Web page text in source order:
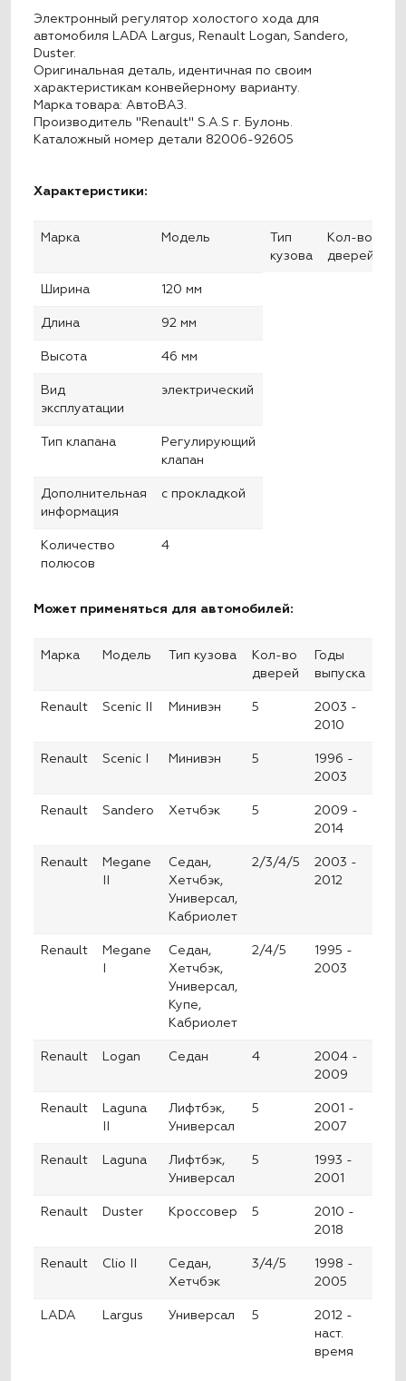
Электронный регулятор холостого хода для
автомобиля LADA Largus, Renault Logan, Sandero,
Duster.
Оригинальная деталь, идентичная по своим
характеристикам конвейерному варианту.
Марка товара: АвтоВАЗ.
Производитель "Renault" S.A.S г. Булонь.
Каталожный номер детали 82006-92605
Характеристики:
Марка Модель
Тип
кузова
Кол-во
дверей
Ширина 120 мм
Длина 92 мм
Высота 46 мм
Вид
эксплуатации
электрический
Тип клапана
Регулирующий
клапан
Дополнительная
информация
с прокладкой
Количество
полюсов
4
Может применяться для автомобилей:
Марка Модель Тип кузова
Кол-во
дверей
Годы
выпуска
Renault Scenic II Минивэн 5
2003 -
2010
Renault Scenic I Минивэн 5
1996 -
2003
Renault Sandero Хетчбэк 5
2009 -
2014
Renault
Megane
Седан,
Хетчбэк,
Универсал,
Кабриолет
2/3/4/5
2003 -
2012
Renault
Megane
Седан,
Хетчбэк,
Универсал,
Купе,
Кабриолет
2/4/5
1995 -
2003
Renault Logan Седан 4
2004 -
2009
Renault
Laguna
Лифтбэк,
Универсал
5
2001 -
2007
Renault Laguna
Лифтбэк,
Универсал
5
1993 -
2001
Renault Duster Кроссовер 5
2010 -
2018
Renault Clio II
Седан,
Хетчбэк
3/4/5
1998 -
2005
LADA Largus Универсал 5
2012 -
наст.
время